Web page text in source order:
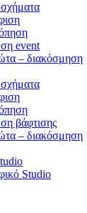
event
– διακόσμηση
βάφτισης
– διακόσμηση
Studio